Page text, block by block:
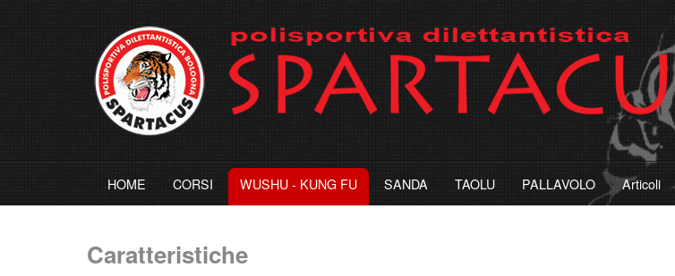
HOME CORSI WUSHU - KUNG FU SANDA TAOLU PALLAVOLO Articoli
Caratteristiche